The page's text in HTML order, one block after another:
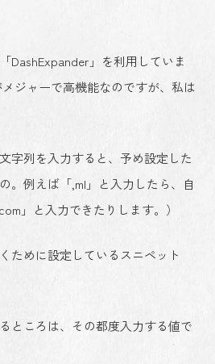
DashExpander」を利用していま
ジャーで高機能なのですが、私は
字列を入力すると、予め設定した
。例えば「,ml」と入力したら、自
」と入力できたりします。）
ために設定しているスニペット
ところは、その都度入力する値で